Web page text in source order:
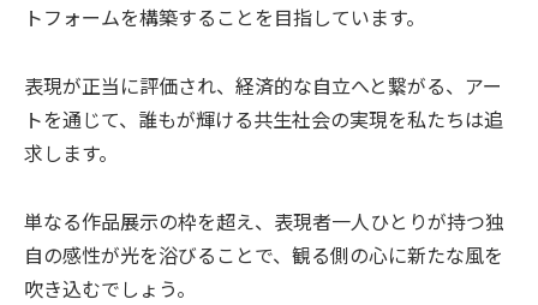
トフォームを構築することを目指しています。
表現が正当に評価され、経済的な自立へと繋がる、アー
トを通じて、誰もが輝ける共生社会の実現を私たちは追
求します。
単なる作品展示の枠を超え、表現者一人ひとりが持つ独
自の感性が光を浴びることで、観る側の心に新たな風を
吹き込むでしょう。